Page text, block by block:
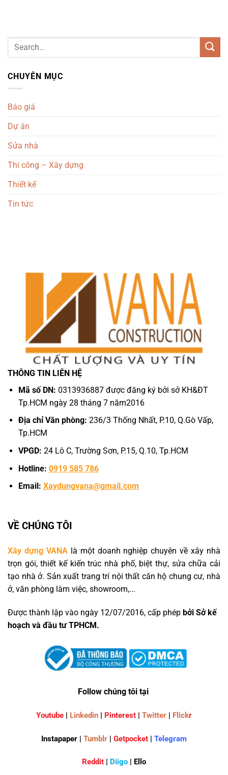
CHUYÊN MỤC
Báo giá
Dự án
Sửa nhà
Thi công – Xây dựng
Thiết kế
Tin tức
THÔNG TIN LIÊN HỆ
Mã số DN: 0313936887 được đăng ký bởi sở KH&ĐT
Tp.HCM ngày 28 tháng 7 năm2016
Địa chỉ Văn phòng: 236/3 Thống Nhất, P.10, Q.Gò Vấp,
Tp.HCM
VPGD: 24 Lô C, Trường Sơn, P.15, Q.10, Tp.HCM
Hotline: 0919 585 786
Email: Xaydungvana@gmail.com
VỀ CHÚNG TÔI
Xây dựng VANAlà một doanh nghiệp chuyên về xây nhà
trọn gói, thiết kế kiến trúc nhà phố, biệt thự, sửa chữa cải
tạo nhà ở. Sản xuất trang trí nội thất căn hộ chung cư, nhà
ở, văn phòng làm việc, showroom,...
Được thành lập vào ngày 12/07/2016, cấp phép bởi Sở kế
hoạch và đầu tư TPHCM.
Follow chúng tôi tại
Youtube | Linkedin | Pinterest | Twitter | Flickr
Instapaper | Tumblr | Getpocket | Telegram
Reddit Diigo | Ello